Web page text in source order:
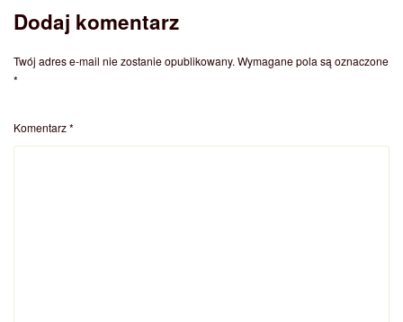
Dodaj komentarz
Twój adres e-mail nie zostanie opublikowany. Wymagane pola są oznaczone
*
Komentarz*